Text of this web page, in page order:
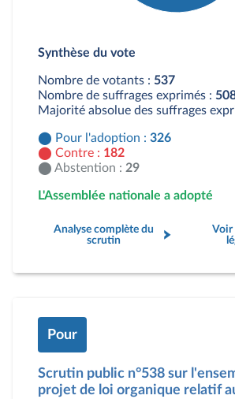
Contre : 182 députés
Synthèse du vote
Nombre de votants : 537
Nombre de suffrages exprimés :
Majorité absolue des suffrages
Pour l'adoption : 326
Contre : 182
Abstention : 29
L'Assemblée nationale a adopté
Analyse complète du
scrutin
Voir
Pour
Scrutin public n°538 sur
projet de loi organique relatif